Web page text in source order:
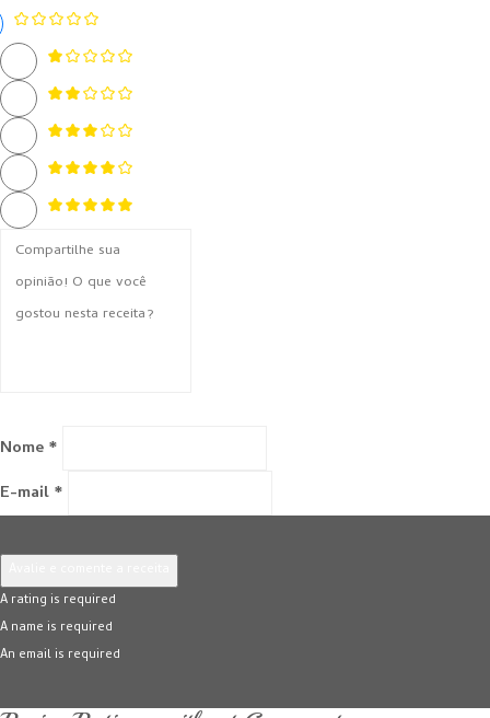
Nome *
E-mail *
A rating is required
A name is required
An email is required